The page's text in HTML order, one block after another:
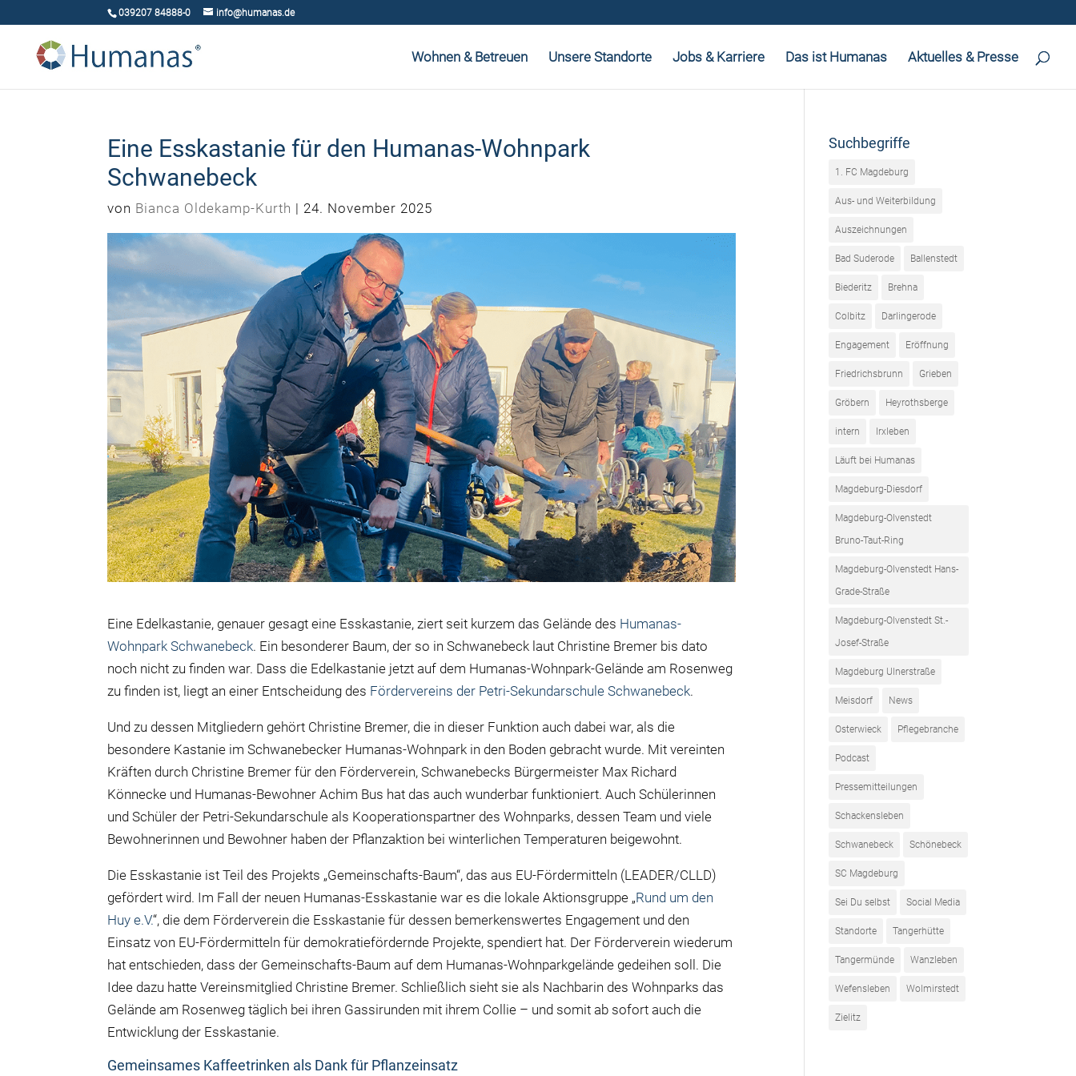
039207 84888-0 info@humanas.de
Wohnen & Betreuen Unsere Standorte Jobs & Karriere Das ist Humanas Aktuelles & Presse
Eine Esskastanie für den Humanas-Wohnpark
Schwanebeck
von Bianca Oldekamp-Kurth | 24. November 2025
Eine Edelkastanie, genauer gesagt eine Esskastanie, ziert seit kurzem das Gelände des Humanas-
Wohnpark Schwanebeck. Ein besonderer Baum, der so in Schwanebeck laut Christine Bremer bis dato
noch nicht zu finden war. Dass die Edelkastanie jetzt auf dem Humanas-Wohnpark-Gelände am Rosenweg
zu finden ist, liegt an einer Entscheidung des Fördervereins der Petri-Sekundarschule Schwanebeck.
Und zu dessen Mitgliedern gehört Christine Bremer, die in dieser Funktion auch dabei war, als die
besondere Kastanie im Schwanebecker Humanas-Wohnpark in den Boden gebracht wurde. Mit vereinten
Kräften durch Christine Bremer für den Förderverein, Schwanebecks Bürgermeister Max Richard
Könnecke und Humanas-Bewohner Achim Bus hat das auch wunderbar funktioniert. Auch Schülerinnen
und Schüler der Petri-Sekundarschule als Kooperationspartner des Wohnparks, dessen Team und viele
Bewohnerinnen und Bewohner haben der Pflanzaktion bei winterlichen Temperaturen beigewohnt.
Die Esskastanie ist Teil des Projekts „Gemeinschafts-Baum“, das aus EU-Fördermitteln (LEADER/CLLD)
gefördert wird. Im Fall der neuen Humanas-Esskastanie war es die lokale Aktionsgruppe „Rund um den
Huy e.V.“, die dem Förderverein die Esskastanie für dessen bemerkenswertes Engagement und den
Einsatz von EU-Fördermitteln für demokratiefördernde Projekte, spendiert hat. Der Förderverein wiederum
hat entschieden, dass der Gemeinschafts-Baum auf dem Humanas-Wohnparkgelände gedeihen soll. Die
Idee dazu hatte Vereinsmitglied Christine Bremer. Schließlich sieht sie als Nachbarin des Wohnparks das
Gelände am Rosenweg täglich bei ihren Gassirunden mit ihrem Collie – und somit ab sofort auch die
Entwicklung der Esskastanie.
Gemeinsames Kaffeetrinken als Dank für Pflanzeinsatz
Suchbegriffe
1. FC Magdeburg
Aus- und Weiterbildung
Auszeichnungen
Bad Suderode Ballenstedt
Biederitz Brehna
Colbitz Darlingerode
Engagement Eröffnung
Friedrichsbrunn Grieben
Gröbern Heyrothsberge
intern Irxleben
Läuft bei Humanas
Magdeburg-Diesdorf
Magdeburg-Olvenstedt
Bruno-Taut-Ring
Magdeburg-Olvenstedt Hans-
Grade-Straße
Magdeburg-Olvenstedt St.-
Josef-Straße
Magdeburg Ulnerstraße
Meisdorf News
Osterwieck Pflegebranche
Podcast
Pressemitteilungen
Schackensleben
Schwanebeck Schönebeck
SC Magdeburg
Sei Du selbst Social Media
Standorte Tangerhütte
Tangermünde Wanzleben
Wefensleben Wolmirstedt
Zielitz